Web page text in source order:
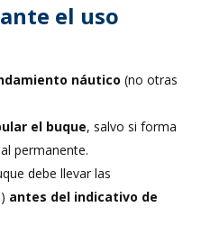
el uso
náutico (no otras
el buque, salvo si forma
permanente.
debe llevar las
antes del indicativo de